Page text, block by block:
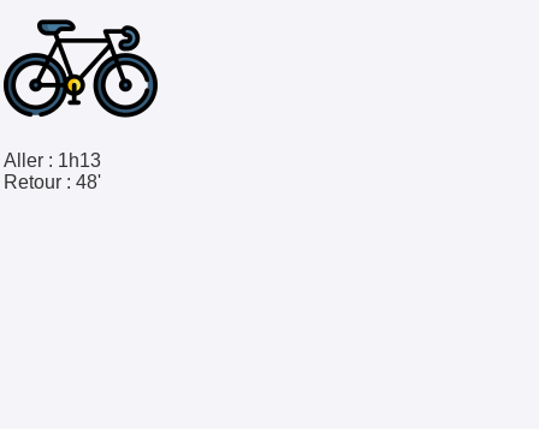
Aller : 1h13
Retour : 48'